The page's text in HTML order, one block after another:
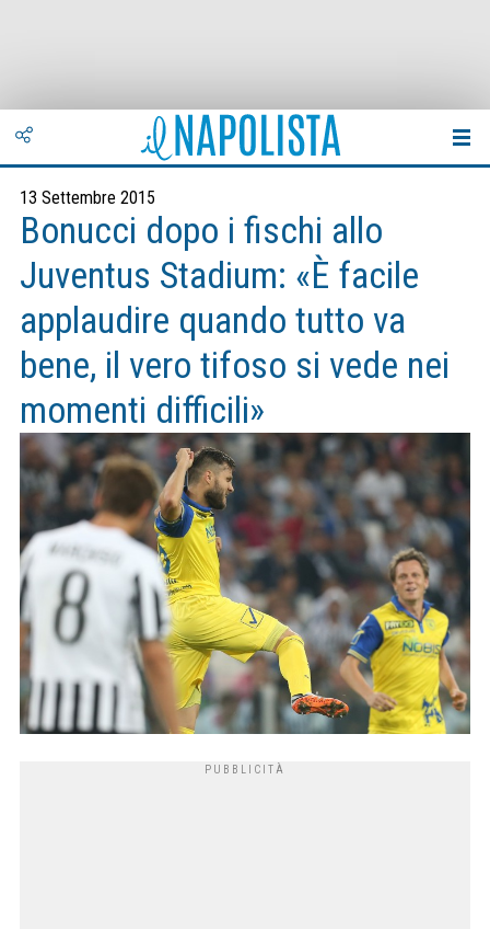
13 Settembre 2015
Bonucci dopo i fischi allo
Juventus Stadium: «È facile
applaudire quando tutto va
bene, il vero tifoso si vede nei
momenti difficili»